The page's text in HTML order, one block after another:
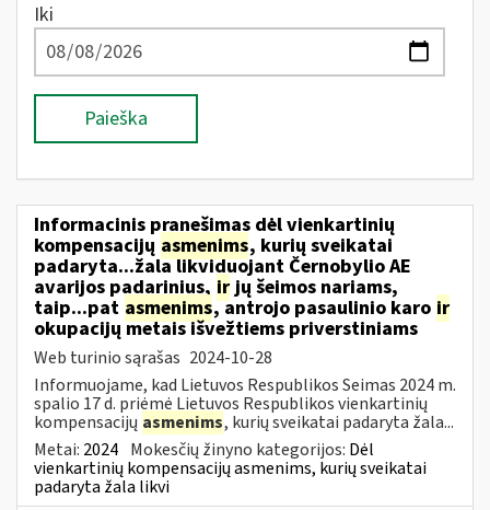
Iki
Paieška
Informacinis pranešimas dėl vienkartinių
kompensacijų asmenims, kurių sveikatai
padaryta...žala likviduojant Černobylio AE
avarijos padarinius, irjų šeimos nariams,
taip...pat asmenims, antrojo pasaulinio karo ir
okupacijų metais išvežtiems priverstiniams
Web turinio sąrašas 2024-10-28
Informuojame, kad Lietuvos Respublikos Seimas 2024 m.
spalio 17 d. priėmė Lietuvos Respublikos vienkartinių
kompensacijų asmenims, kurių sveikatai padaryta žala...
Metai: 2024 Mokesčių žinyno kategorijos: Dėl
vienkartinių kompensacijų asmenims, kurių sveikatai
padaryta žala likvi